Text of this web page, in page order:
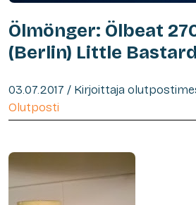
Ölmönger: Ölbeat
(Berlin) Little
03.07.2017 / Kirjoittaja
Olutposti